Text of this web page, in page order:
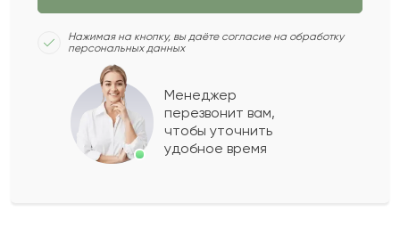
Доставка быстрая, цветы свежие, цена не
высокая. Буду и дальше покупать у вас,
спасибо вам!
Рахим
Нажимая на кнопку, вы даёте согласие на обработку
персональных данных
Менеджер
перезвонит вам,
чтобы уточнить
удобное время